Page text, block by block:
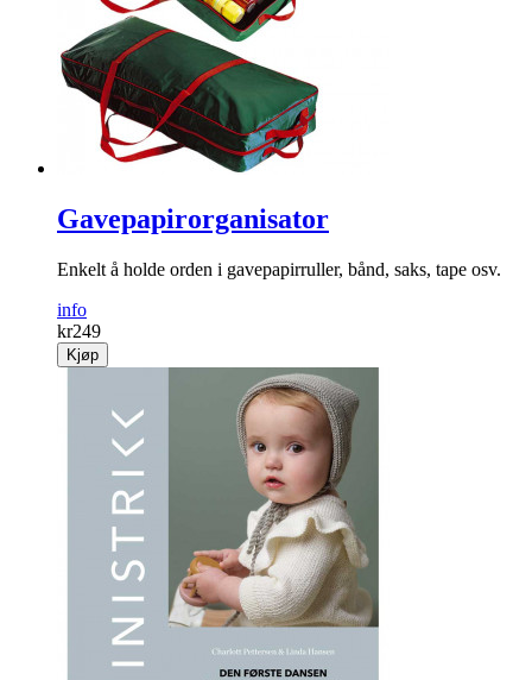
Gavepapirorganisator
Enkelt å holde orden i gavepapirruller, bånd, saks, tape osv.
info
kr249
Kjøp